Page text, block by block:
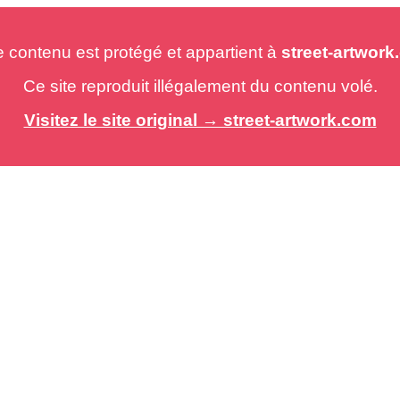
est protégé et appartient à street-
Ce site reproduit illégalement du contenu volé.
Visitez le site original → street-artwork.com